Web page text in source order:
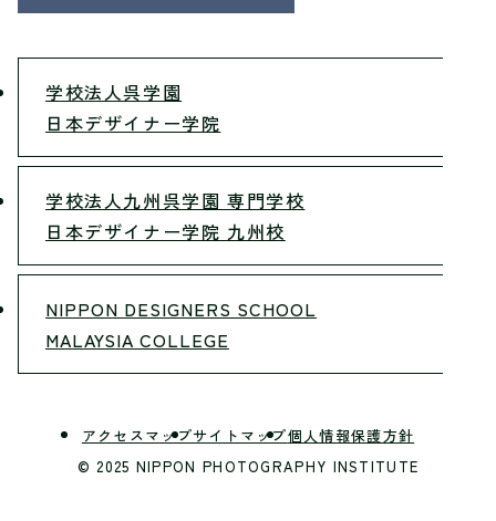
学校法人呉学園
日本デザイナー学院
学校法人九州呉学園 専門学校
日本デザイナー学院 九州校
NIPPON DESIGNERS SCHOOL
MALAYSIA COLLEGE
アクセスマップサイトマップ個人情報保護方針
© 2025 NIPPON PHOTOGRAPHY INSTITUTE